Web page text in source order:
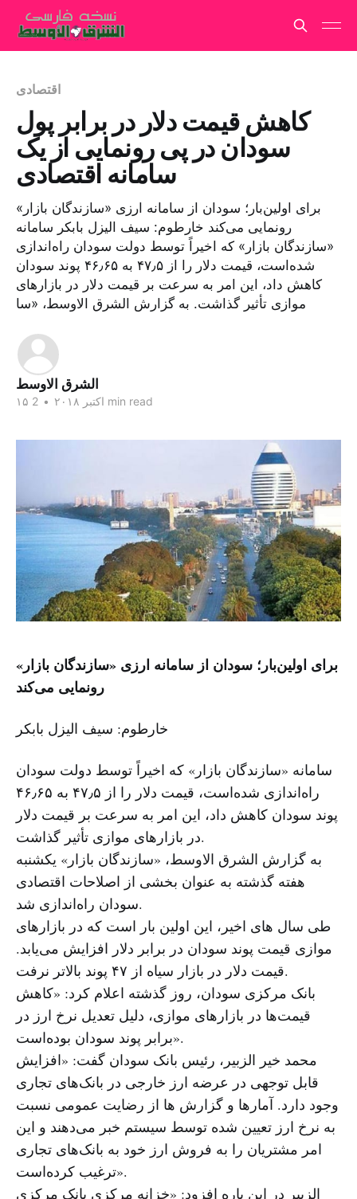
اقتصادی
کاهش قیمت دلار در برابر پول
سودان در پی رونمایی از یک
سامانه اقتصادی
برای اولین‌بار؛ سودان از سامانه ارزی «سازندگان بازار»
رونمایی می‌کند خارطوم: سیف الیزل بابکر سامانه
«سازندگان بازار» که اخیراً توسط دولت سودان راه‌اندازی
شده‌است، قیمت دلار را از ۴۷٫۵ به ۴۶٫۶۵ پوند سودان
کاهش داد، این امر به سرعت بر قیمت دلار در بازارهای
موازی تأثیر گذاشت. به گزارش الشرق الاوسط، «سا
الشرق الاوسط
۱۵ اکتبر ۲۰۱۸ • 2 min read
برای اولین‌بار؛ سودان از سامانه ارزی «سازندگان بازار»
رونمایی می‌کند
خارطوم: سیف الیزل بابکر
سامانه «سازندگان بازار» که اخیراً توسط دولت سودان
راه‌اندازی شده‌است، قیمت دلار را از ۴۷٫۵ به ۴۶٫۶۵
پوند سودان کاهش داد، این امر به سرعت بر قیمت دلار
در بازارهای موازی تأثیر گذاشت.
به گزارش الشرق الاوسط، «سازندگان بازار» یکشنبه
هفته گذشته به عنوان بخشی از اصلاحات اقتصادی
سودان راه‌اندازی شد.
طی سال های اخیر، این اولین بار است که در بازارهای
موازی قیمت پوند سودان در برابر دلار افزایش می‌یابد.
قیمت دلار در بازار سیاه از ۴۷ پوند بالاتر نرفت.
بانک مرکزی سودان، روز گذشته اعلام کرد: «کاهش
قیمت‌ها در بازارهای موازی، دلیل تعدیل نرخ ارز در
برابر پوند سودان بوده‌است».
محمد خیر الزبیر، رئیس بانک سودان گفت: «افزایش
قابل توجهی در عرضه ارز خارجی در بانک‌های تجاری
وجود دارد. آمارها و گزارش ها از رضایت عمومی نسبت
به نرخ ارز تعیین شده توسط سیستم خبر می‌دهند و این
امر مشتریان را به فروش ارز خود به بانک‌های تجاری
ترغیب کرده‌است».
الزبیر در این باره افزود: «خزانه مرکزی بانک مرکزی